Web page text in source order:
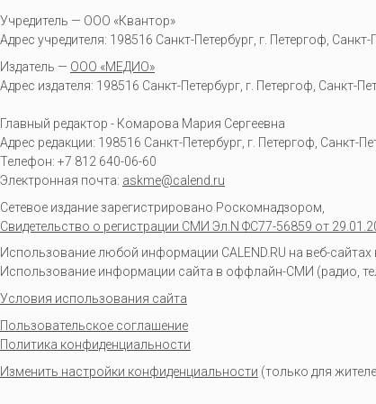
Учредитель — ООО «Квантор»
Адрес учредителя: 198516 Санкт-Петербург, г. Петергоф,
Издатель — ООО «МЕДИО»
Адрес издателя: 198516 Санкт-Петербург, г. Петергоф, Санкт-
Главный редактор - Комарова Мария Сергеевна
Адрес редакции: 198516 Санкт-Петербург, г. Петергоф Санкт-
Телефон: +7 812 640-06-60
Электронная почта: askme@calend.ru
Сетевое издание зарегистрировано Роскомнадзором,
Свидетельство о регистрации СМИ Эл.N ФС77-56859 от
Использование любой информации CALEND.RU на веб-
Использование информации сайта в оффлайн-СМИ (радио,
Условия использования сайта
Пользовательское соглашение
Политика конфиденциальности
Изменить настройки конфиденциальности (только для